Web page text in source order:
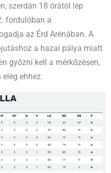
szerdán 18 órától lép
fordulóban a
az Érd Arénában. A
a hazai pálya miatt
győzni kell a mérkőzésen,
ehhez.